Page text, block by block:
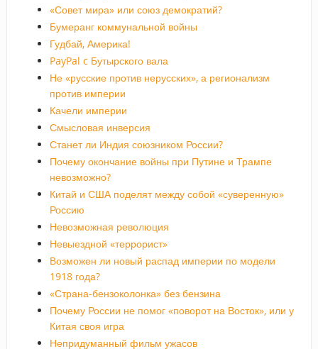
«Совет мира» или союз демократий?
Бумеранг коммунальной войны
Гудбай, Америка!
PayPal c Бутырского вала
Не «русские против нерусских», а регионализм
против империи
Качели империи
Смысловая инверсия
Станет ли Индия союзником России?
Почему окончание войны при Путине и Трампе
невозможно?
Китай и США поделят между собой «суверенную»
Россию
Невозможная революция
Невыездной «террорист»
Возможен ли новый распад империи по модели
1918 года?
«Страна-бензоколонка» без бензина
Почему России не помог «поворот на Восток», или у
Китая своя игра
Непридуманный фильм ужасов